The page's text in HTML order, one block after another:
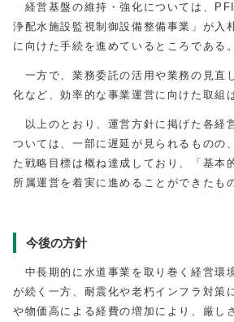
経営基盤の維持・強化については、
浄配水施設監視制御設備整備事業」が入
に向けた手続を進めているところである。
一方で、業務委託の活用や業務の見直
化など、効率的な事業運営に向けた取組
以上のとおり、運営方針に掲げた各経
ついては、一部に遅延が見られるものの
た戦略目標は概ね達成しており、「基本
所属運営を着実に進めることができたも
今後の方針
中長期的に水道事業を取り巻く経営環
が続く一方、耐震化や老朽インフラ対策
や物価高による経費の増加により、厳し